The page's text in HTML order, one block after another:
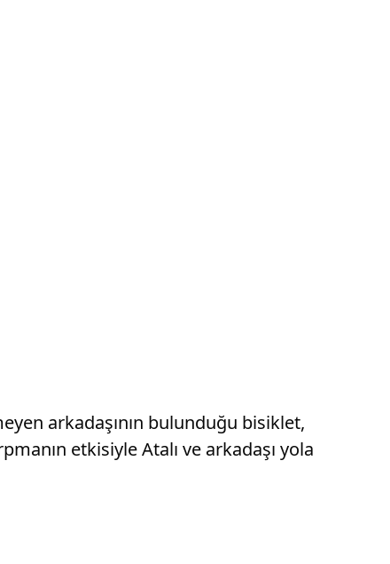
arkadaşının bulunduğu bisiklet,
etkisiyle Atalı ve arkadaşı yola